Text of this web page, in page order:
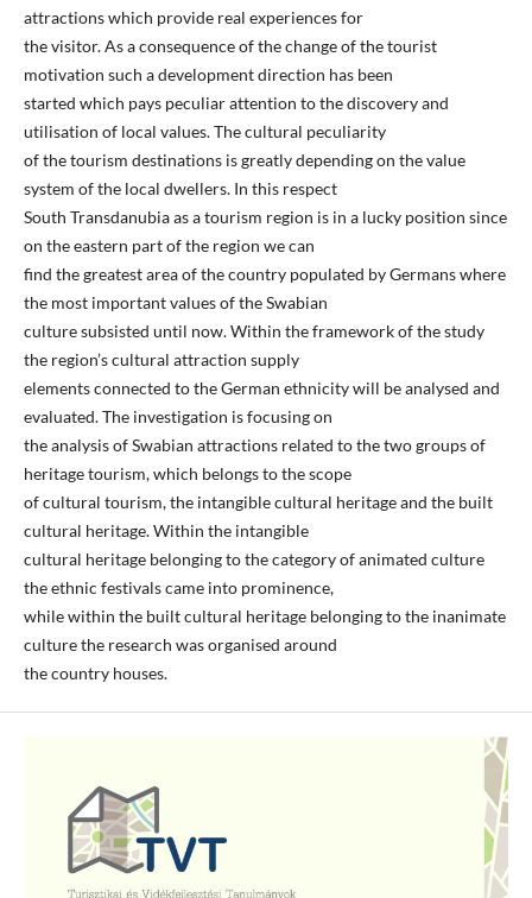
attractions which provide real experiences for
the visitor. As a consequence of the change of the tourist
motivation such a development direction has been
started which pays peculiar attention to the discovery and
utilisation of local values. The cultural peculiarity
of the tourism destinations is greatly depending on the value
system of the local dwellers. In this respect
South Transdanubia as a tourism region is in a lucky position since
on the eastern part of the region we can
find the greatest area of the country populated by Germans where
the most important values of the Swabian
culture subsisted until now. Within the framework of the study
the region’s cultural attraction supply
elements connected to the German ethnicity will be analysed and
evaluated. The investigation is focusing on
the analysis of Swabian attractions related to the two groups of
heritage tourism, which belongs to the scope
of cultural tourism, the intangible cultural heritage and the built
cultural heritage. Within the intangible
cultural heritage belonging to the category of animated culture
the ethnic festivals came into prominence,
while within the built cultural heritage belonging to the inanimate
culture the research was organised around
the country houses.